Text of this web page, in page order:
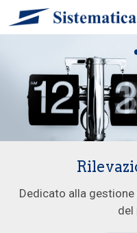
Dedicato alla
del